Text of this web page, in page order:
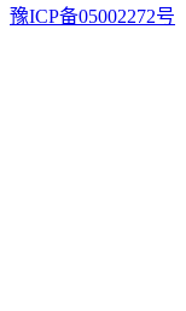
豫ICP备05002272号